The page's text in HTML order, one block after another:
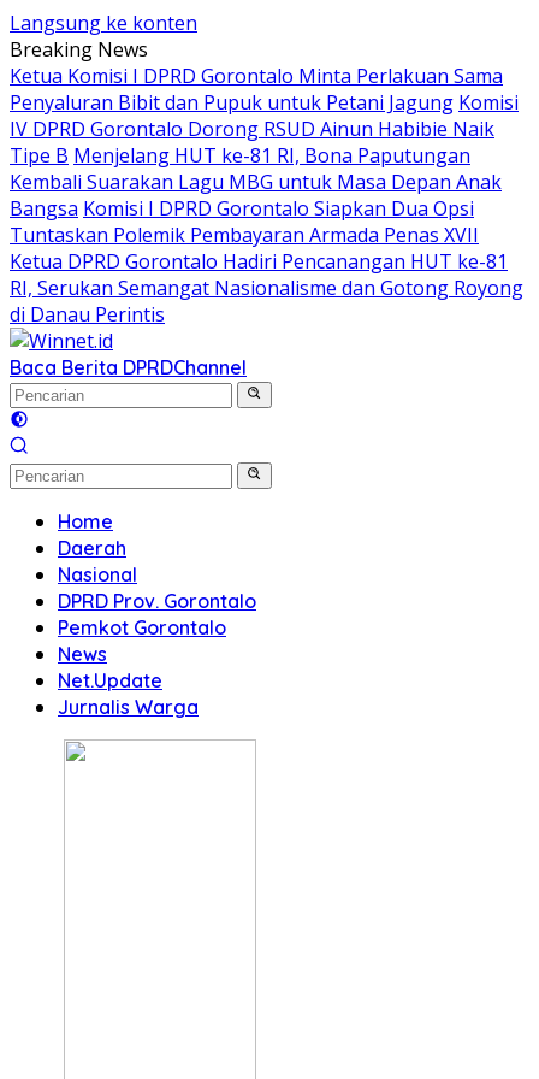
Langsung ke konten
Breaking News
Ketua Komisi I DPRD Gorontalo Minta Perlakuan Sama
Penyaluran Bibit dan Pupuk untuk Petani Jagung Komisi
IV DPRD Gorontalo Dorong RSUD Ainun Habibie Naik
Tipe B Menjelang HUT ke-81 RI, Bona Paputungan
Kembali Suarakan Lagu MBG untuk Masa Depan Anak
Bangsa Komisi I DPRD Gorontalo Siapkan Dua Opsi
Tuntaskan Polemik Pembayaran Armada Penas XVII
Ketua DPRD Gorontalo Hadiri Pencanangan HUT ke-81
RI, Serukan Semangat Nasionalisme dan Gotong Royong
di Danau Perintis
Baca Berita DPRDChannel
Home
Daerah
Nasional
DPRD Prov. Gorontalo
Pemkot Gorontalo
News
Net.Update
Jurnalis Warga